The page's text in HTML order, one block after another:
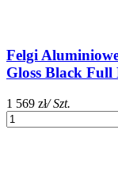
Felgi
Gloss Black Full
1 569 zł/ Szt.